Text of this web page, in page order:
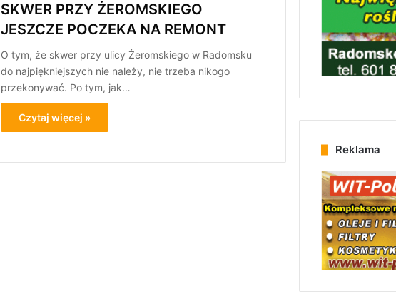
SKWER PRZY ŻEROMSKIEGO
JESZCZE POCZEKA NA REMONT
O tym, że skwer przy ulicy Żeromskiego w Radomsku
do najpiękniejszych nie należy, nie trzeba nikogo
przekonywać. Po tym, jak…
Czytaj więcej »
Reklama